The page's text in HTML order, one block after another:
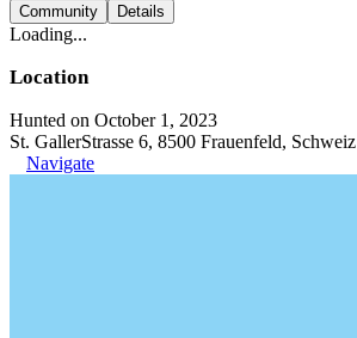
Community Details
Loading...
Location
Hunted on October 1, 2023
St. GallerStrasse 6, 8500 Frauenfeld, Schweiz
Navigate